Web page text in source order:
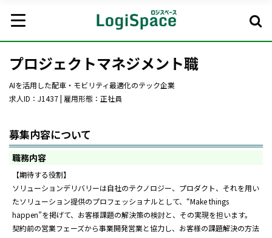
プロジェクトマネジメント職
AIを活用した配車・モビリティ最適化のテック企業
求人ID：J1437 | 雇用形態：正社員
募集内容について
職務内容
【期待する役割】
ソリューションデリバリーは自社のテクノロジー、プロダクト、それを用い
たソリューション提供のプロフェッショナルとして、“Make things
happen”を掲げて、お客様課題の解決策の検討と、その実現を担います。
契約前の営業フェーズから事業開発営業と協力し、お客様の課題解決の方法